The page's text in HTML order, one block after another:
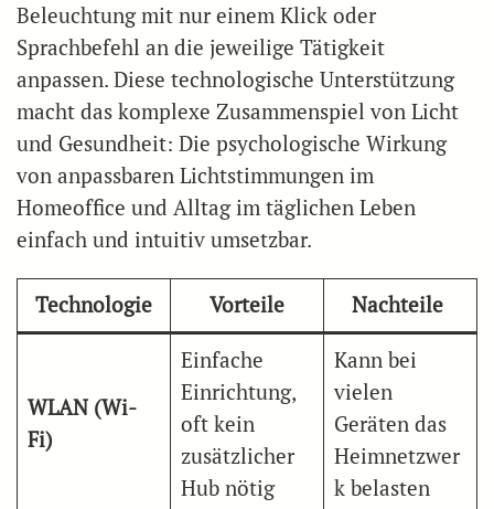
Beleuchtung mit nur einem Klick oder
Sprachbefehl an die jeweilige Tätigkeit
anpassen. Diese technologische Unterstützung
macht das komplexe Zusammenspiel von Licht
und Gesundheit: Die psychologische Wirkung
von anpassbaren Lichtstimmungen im
Homeoffice und Alltag im täglichen Leben
einfach und intuitiv umsetzbar.
Technologie Vorteile Nachteile
WLAN (Wi-
Fi)
Einfache
Einrichtung,
oft kein
zusätzlicher
Hub nötig
Kann bei
vielen
Geräten das
Heimnetzwer
k belasten